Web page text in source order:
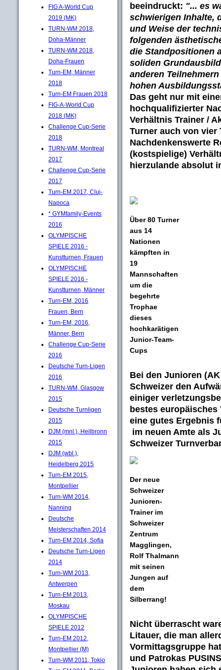
FIG A-World Cup
2019 (MK)
TURN-WM 2018,
Doha-Männer
TURN-WM 2018,
Doha-Frauen
Turn-EM, Männer
2018
Turn-EM Frauen 2018
FIG-A-World Cup
2018 (MK)
Challenge Cup-Serie
2018
TURN-WM, Montreal
2017
Challenge Cup-Serie
2017
Turn-EM 2017, Cluj-
Napoca
* GYMfamily-Events
2016
OLYMPISCHE
SPIELE 2016 -
Kunstturnen, Frauen
OLYMPISCHE
SPIELE 2016 -
Kunstturnen, Männer
Turn-EM, 2016
Frauen, Bern
Turn-EM, 2016,
Männer, Bern
Challenge Cup-Serie
2016
Deutsche Turn-Ligen
2016
TURN-WM, Glasgow
2015
Deutsche Turnligen
2015
DJM (mnl.), Heilbronn
2015
DJM (wbl.),
Heidelberg 2015
Turn-EM 2015,
Montpellier
Turn-WM 2014,
Nanning
Deutsche
Meisterschaften 2014
Turn-EM 2014, Sofia
Deutsche Turn-Ligen
2014
Turn-WM 2013,
Antwerpen
Turn-EM 2013,
Moskau
OLYMPISCHE
SPIELE 2012
Turn-EM 2012,
Montpellier (M)
Turn-WM 2011, Tokio
beeindruckt: "... es
schwierigen Inhalte,
und Weise der
folgenden
die Standpositionen
soliden
anderen
hohen
Das geht nur mit
hochqualifizierter
Verhältnis Trainer /
Turner auch von
Nachdenkenswerte
(kostspielige)
hierzulande absolut
Über 80 Turner
aus 14
Nationen
kämpften in
19
Mannschaften
um die
begehrte
Trophae
dieses
hochkarätigen
Junior-Team-
Cups
Bei den Junioren (AK
Schweizer den
einiger
bestes europäisches
eine gutes Ergebnis
im neuen Amte als
Schweizer
Der neue
Schweizer
Junioren-
Trainer im
Schweizer
Zentrum
Magglingen,
Rolf Thalmann
mit seinen
Jungen auf
dem
Silberrang!
Nicht überrascht
Litauer, die man
Vormittagsgruppe
und Patrokas